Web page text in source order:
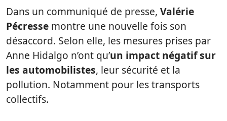
Dans un communiqué de presse, Valérie
Pécresse montre une nouvelle fois son
désaccord. Selon elle, les mesures prises par
Anne Hidalgo n’ont qu’un impact négatif sur
les automobilistes, leur sécurité et la
pollution. Notamment pour les transports
collectifs.